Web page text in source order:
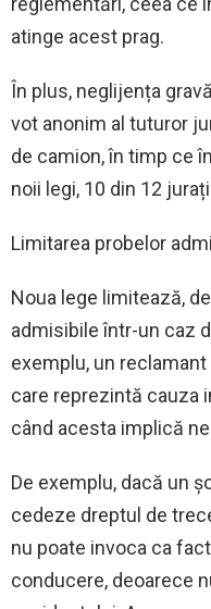
atinge acest prag.
În plus, neglijența
vot anonim al tuturor
de camion, în timp ce
noii legi, 10 din 12
Limitarea probelor
Noua lege limitează,
admisibile într-un caz
exemplu, un
care reprezintă cauza
când acesta implică
De exemplu, dacă un
cedeze dreptul de
nu poate invoca ca
conducere, deoarece